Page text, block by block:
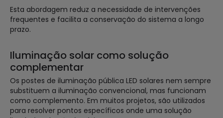
Esta abordagem reduz a necessidade de intervenções
frequentes e facilita a conservação do sistema a longo
prazo.
Iluminação solar como solução
complementar
Os postes de iluminação pública LED solares nem sempre
substituem a iluminação convencional, mas funcionam
como complemento. Em muitos projetos, são utilizados
para resolver pontos específicos onde uma solução